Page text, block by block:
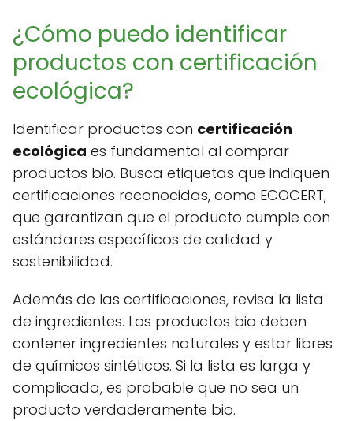
¿Cómo puedo identificar
productos con certificación
ecológica?
Identificar productos con certificación
ecológica es fundamental al comprar
productos bio. Busca etiquetas que indiquen
certificaciones reconocidas, como ECOCERT,
que garantizan que el producto cumple con
estándares específicos de calidad y
sostenibilidad.
Además de las certificaciones, revisa la lista
de ingredientes. Los productos bio deben
contener ingredientes naturales y estar libres
de químicos sintéticos. Si la lista es larga y
complicada, es probable que no sea un
producto verdaderamente bio.